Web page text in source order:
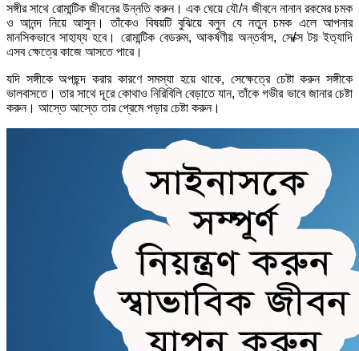
সঙ্গীর সাথে রোমান্টিক জীবনের উন্নতি করুন। এক ঘেয়ে যৌ/ন জীবনে নানান রকমের চমক
ও আনন্দ নিয়ে আসুন। তাঁকেও বিষয়টি বুঝিয়ে বলুন যে নতুন চমক এলে আপনার
মানসিকভাবে সাহায্য হবে। রোমান্টিক বেডরুম, আকর্ষণীয় অন্তর্বাস, সে/ক্স টয় ইত্যাদি
এসব ক্ষেত্রে কাজে আসতে পারে।
যদি সঙ্গীকে অপছন্দ করার কারণে সমস্যা হয়ে থাকে, সেক্ষেত্রে চেষ্টা করুন সঙ্গীকে
ভালবাসতে। তার সাথে দূরে কোথাও নিরিবিলি বেড়াতে যান, তাঁকে গভীর ভাবে জানার চেষ্টা
করুন। আস্তে আস্তে তার প্রেমে পড়ার চেষ্টা করুন।